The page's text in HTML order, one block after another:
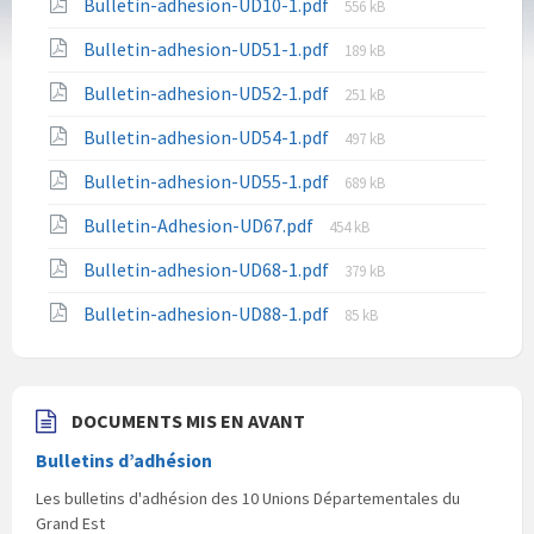
556 kB
Bulletin-adhesion-UD51-1.pdf
File
189 kB
Bulletin-adhesion-UD52-1.pdf
File
251 kB
Bulletin-adhesion-UD54-1.pdf
File
497 kB
Bulletin-adhesion-UD55-1.pdf
File
689 kB
Bulletin-Adhesion-UD67.pdf
File
454 kB
Bulletin-adhesion-UD68-1.pdf
File
379 kB
Bulletin-adhesion-UD88-1.pdf
File
85 kB
DOCUMENTS MIS EN AVANT
Bulletins d’adhésion
Les bulletins d'adhésion des 10 Unions Départementales du
Grand Est